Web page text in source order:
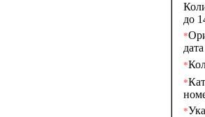
до
*
*
*
*